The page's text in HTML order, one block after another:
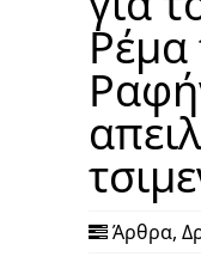
Ρέμα
Άρθρα,